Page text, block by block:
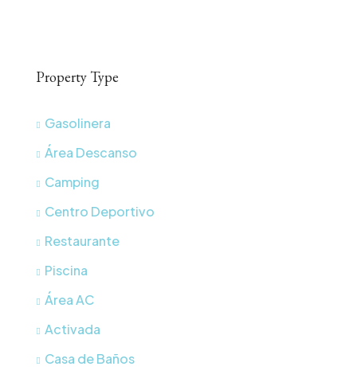
Property Type
Gasolinera
Área Descanso
Camping
Centro Deportivo
Restaurante
Piscina
Área AC
Activada
Casa de Baños